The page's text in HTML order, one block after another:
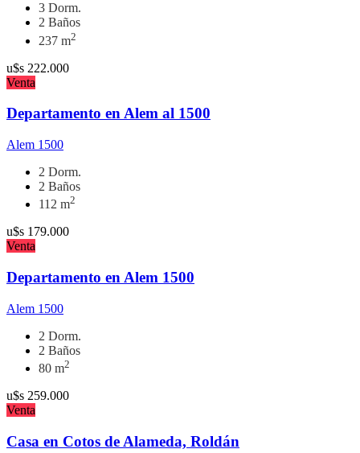
3 Dorm.
2 Baños
237 m2
u$s 222.000
Venta
Departamento en Alem al 1500
Alem 1500
2 Dorm.
2 Baños
112 m2
u$s 179.000
Venta
Departamento en Alem 1500
Alem 1500
2 Dorm.
2 Baños
80 m2
u$s 259.000
Venta
Casa en Cotos de Alameda, Roldán